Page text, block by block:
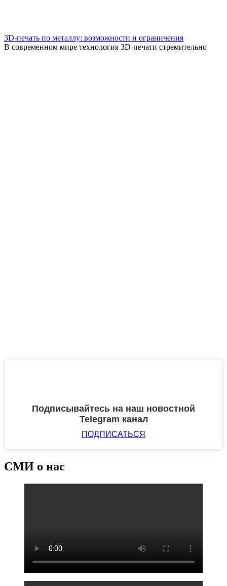
3D-печать по металлу: возможности и ограничения
В современном мире технология 3D-печати стремительно
Подписывайтесь на наш новостной
Telegram канал
ПОДПИСАТЬСЯ
СМИ о нас